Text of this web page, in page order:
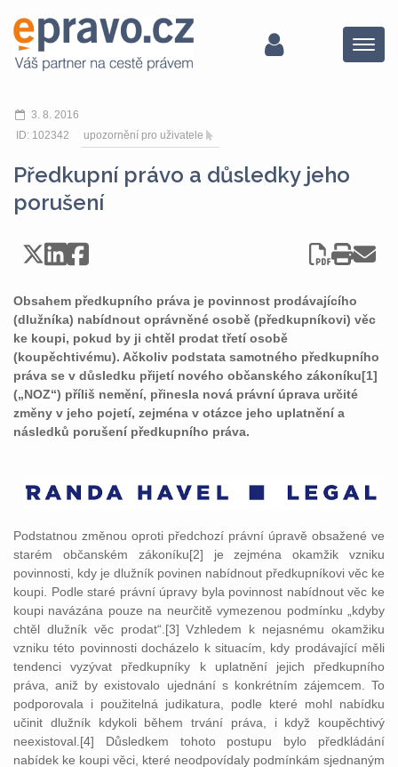
Menu
3. 8. 2016
ID: 102342
upozornění pro uživatele
Předkupní právo a důsledky jeho
porušení
Obsahem předkupního práva je povinnost prodávajícího
(dlužníka) nabídnout oprávněné osobě (předkupníkovi) věc
ke koupi, pokud by ji chtěl prodat třetí osobě
(koupěchtivému). Ačkoliv podstata samotného předkupního
práva se v důsledku přijetí nového občanského zákoníku[1]
(„NOZ“) příliš nemění, přinesla nová právní úprava určité
změny v jeho pojetí, zejména v otázce jeho uplatnění a
následků porušení předkupního práva.
Podstatnou změnou oproti předchozí právní úpravě obsažené ve
starém občanském zákoníku[2] je zejména okamžik vzniku
povinnosti, kdy je dlužník povinen nabídnout předkupníkovi věc ke
koupi. Podle staré právní úpravy byla povinnost nabídnout věc ke
koupi navázána pouze na neurčitě vymezenou podmínku „kdyby
chtěl dlužník věc prodat“.[3] Vzhledem k nejasnému okamžiku
vzniku této povinnosti docházelo k situacím, kdy prodávající měli
tendenci vyzývat předkupníky k uplatnění jejich předkupního
práva, aniž by existovalo ujednání s konkrétním zájemcem. To
podporovala i použitelná judikatura, podle které mohl nabídku
učinit dlužník kdykoli během trvání práva, i když koupěchtivý
neexistoval.[4] Důsledkem tohoto postupu bylo předkládání
nabídek ke koupi věci, které neodpovídaly podmínkám sjednaným